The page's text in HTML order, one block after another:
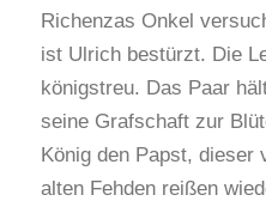
Richenzas Onkel
ist Ulrich bestürzt. Die
königstreu. Das Paar
seine Grafschaft zur
König den Papst, dieser
alten Fehden reißen